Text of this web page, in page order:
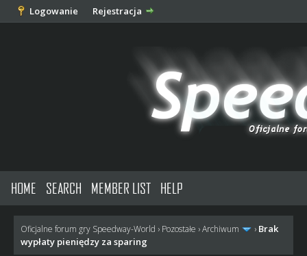
Logowanie Rejestracja
HOME SEARCH MEMBER LIST HELP
Oficjalne forum gry Speedway-World › Pozostałe ›Archiwum › Brak
wypłaty pieniędzy za sparing